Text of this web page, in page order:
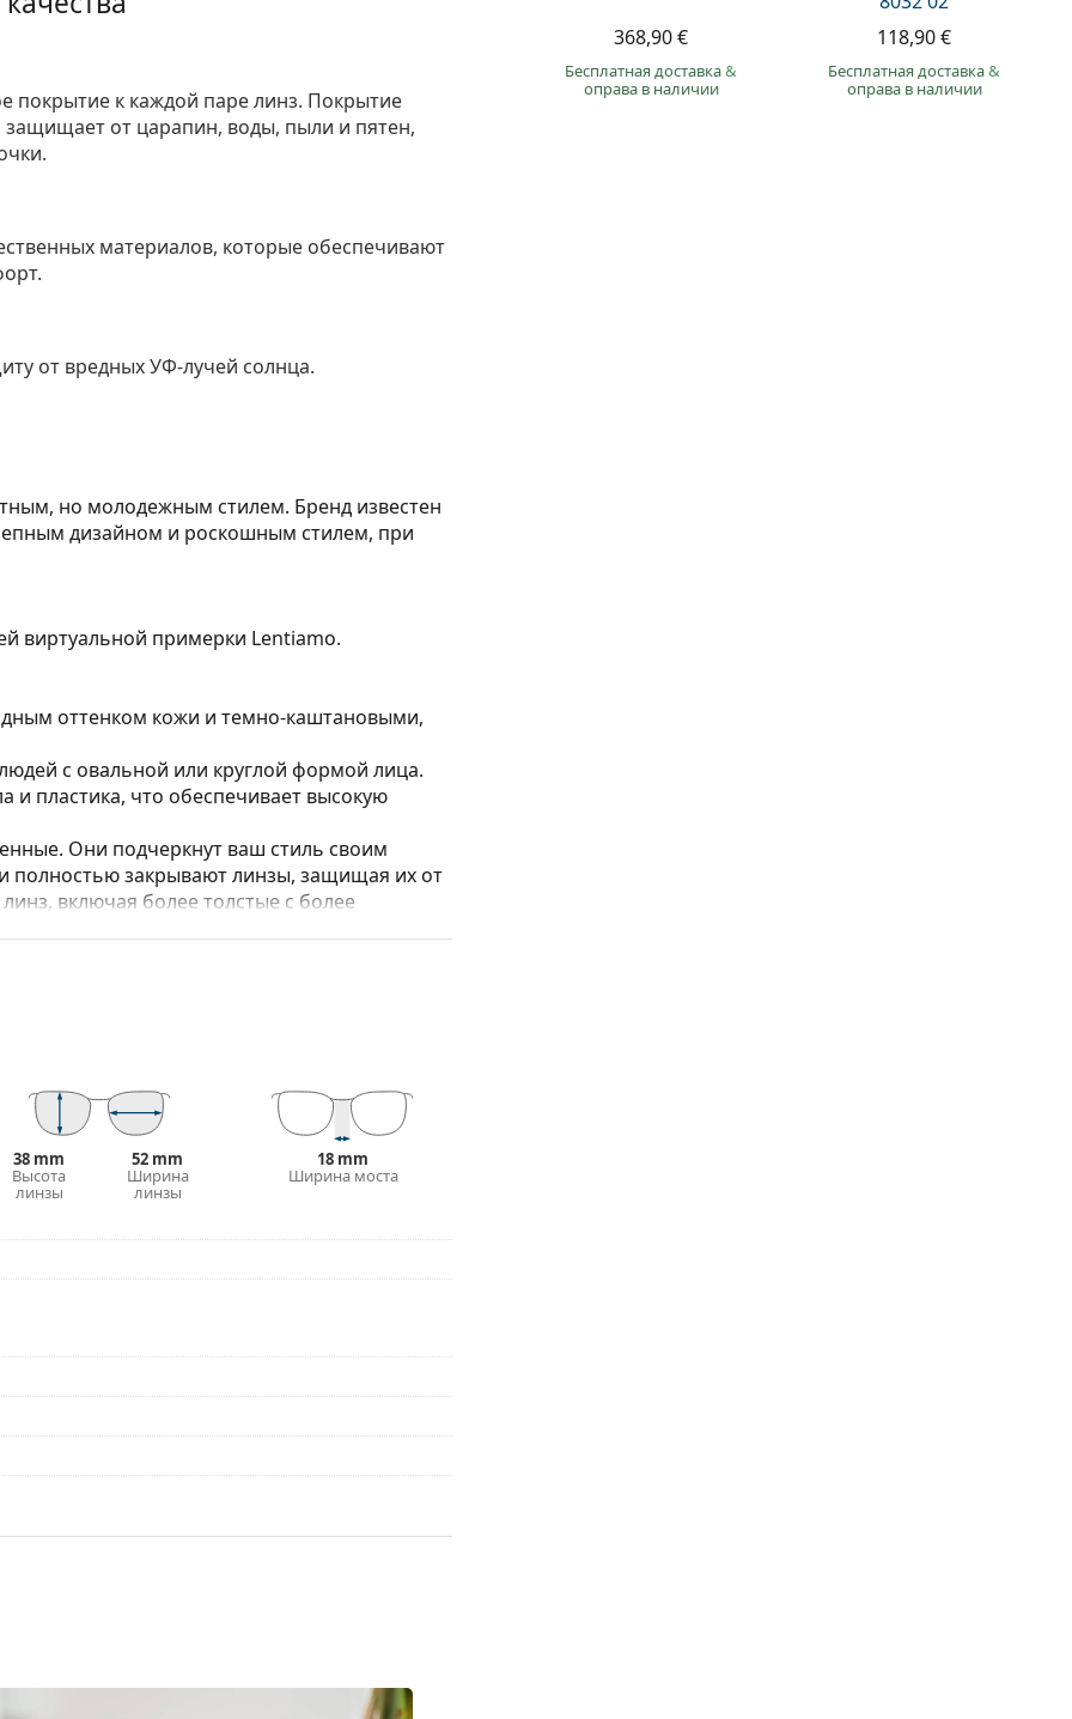
368,90 €
Бесплатная доставка&
оправа в наличии
118,90 €
Бесплатная доставка&
оправа в наличии
покрытие к каждой паре линз. Покрытие
от царапин, воды, пыли и пятен,
материалов, которые обеспечивают
от вредных УФ-лучей солнца.
но молодежным стилем. Бренд известен
дизайном и роскошным стилем, при
виртуальной примерки Lentiamo.
оттенком кожи и темно-каштановыми,
с овальной или круглой формой лица.
и пластика, что обеспечивает высокую
Они подчеркнут ваш стиль своим
закрывают линзы, защищая их от
включая более толстые с более
стилей, или ознакомьтесь с нашим
инструкцию.
38 mm
Высота
линзы
52 mm
Ширина
линзы
18 mm
Ширина моста